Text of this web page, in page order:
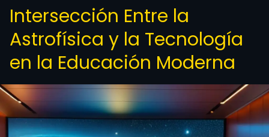
Intersección Entre la
Astrofísica y la Tecnología
en la Educación Moderna